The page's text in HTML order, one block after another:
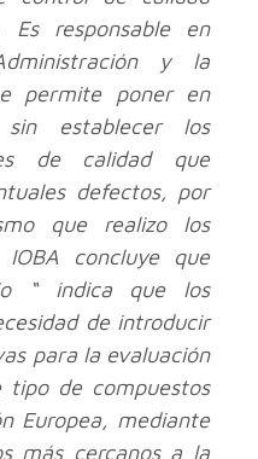
Es responsable en
y la
permite poner en
sin establecer los
de calidad que
defectos, por
que realizo los
concluye que
“ indica que los
de introducir
para la evaluación
de compuestos
Europea, mediante
más cercanos a la